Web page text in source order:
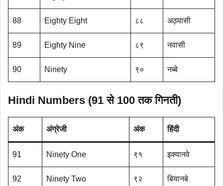
88 Eighty Eight ८८ अठ्यासी
89 Eighty Nine ८९ नवासी
90 Ninety ९० नब्बे
Hindi Numbers (91 से 100 तक गिनती)
अंक अंग्रेजी अंक हिंदी
91 Ninety One ९१ इक्यानवे
92 Ninety Two ९२ बियानबे